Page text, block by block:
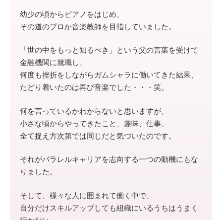
幼少の頃からピアノをはじめ、
その道のプロか音楽教師を目指していました。
「世の中をもっと知るべき」という父の言葉を受けて
金融機関に就職し、
何度も挫折をしながらガムシャラに働いてきた結果、
たどり着いたのは再び音楽でした・・・笑。
何を言っているかわからないと思いますが、
小さな頃からやってきたこと、趣味、仕事、
全て捉え方次第では同じだと気づいたのです。
それがパラレルキャリアを志向する一つの動機にもな
りました。
そして、様々な人に囲まれて働く中で、
自分だけスキルアップしても組織にいるうちはうまく